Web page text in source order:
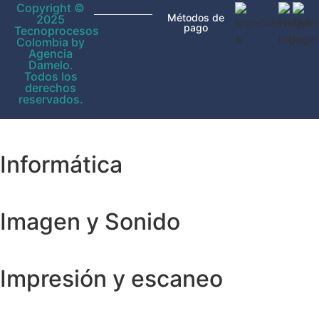
Copyright ©
2025
Tecnoprocesos
Colombia by
Agencia
Damelo.
Todos los
derechos
reservados.
Métodos de
pago
Informática
Imagen y Sonido
Impresión y escaneo